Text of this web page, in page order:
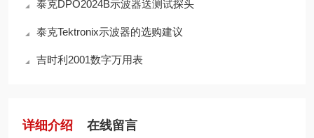
泰克DPO2024B示波器送测试探头
泰克Tektronix示波器的选购建议
吉时利2001数字万用表
详细介绍 在线留言